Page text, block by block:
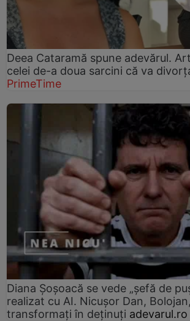
Deea Cataramă spune adevărul.
celei de-a doua sarcini că va
PrimeTime
Diana Șoșoacă se vede „șefă de
realizat cu AI. Nicușor Dan,
transformați în deținuți adevarul.ro